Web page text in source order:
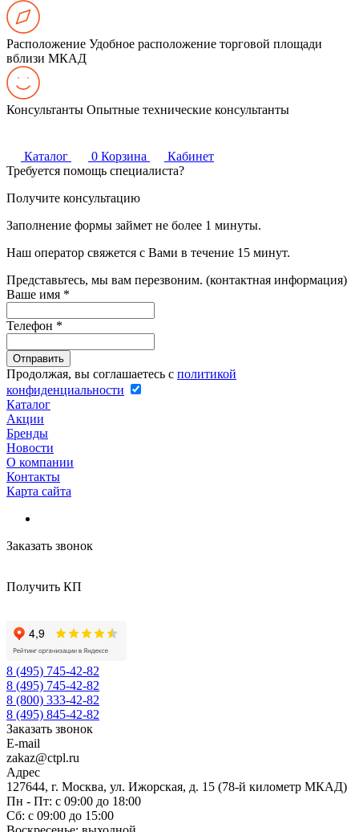
Расположение Удобное расположение торговой площади
вблизи МКАД
Консультанты Опытные технические консультанты
Каталог 0 Корзина
Кабинет
Требуется помощь специалиста?
Получите консультацию
Заполнение формы займет не более 1 минуты.
Наш оператор свяжется с Вами в течение 15 минут.
Представьтесь, мы вам перезвоним. (контактная информация)
Ваше имя *
Телефон *
Продолжая, вы соглашаетесь с политикой
конфиденциальности
Каталог
Акции
Бренды
Новости
О компании
Контакты
Карта сайта
Заказать звонок
Получить КП
8 (495) 745-42-82
8 (495) 745-42-82
8 (800) 333-42-82
8 (495) 845-42-82
Заказать звонок
E-mail
zakaz@ctpl.ru
Адрес
127644, г. Москва, ул. Ижорская, д. 15 (78-й километр МКАД)
Пн - Пт: с 09:00 до 18:00
Сб: с 09:00 до 15:00